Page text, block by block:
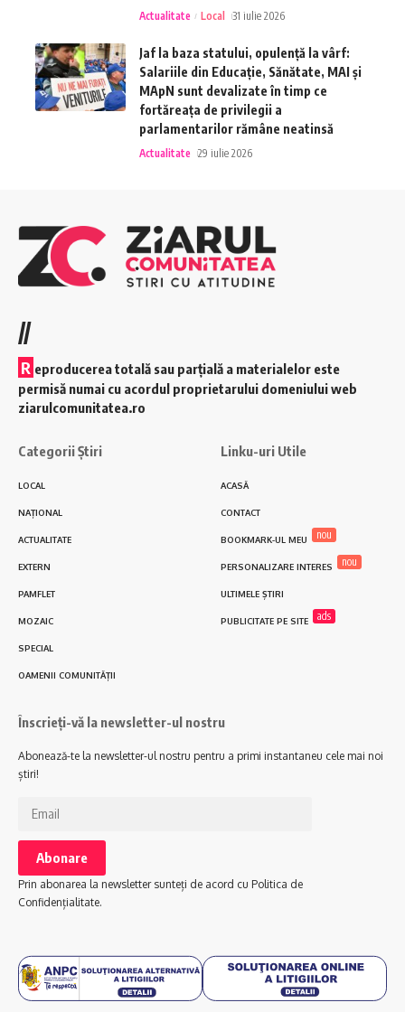
Actualitate Local 31 iulie 2026
Jaf la baza statului, opulență la vârf:
Salariile din Educație, Sănătate, MAI și
MApN sunt devalizate în timp ce
fortăreața de privilegii a
parlamentarilor rămâne neatinsă
Actualitate 29 iulie 2026
//
R eproducerea totală sau parțială a materialelor este
permisă numai cu acordul proprietarului domeniului web
ziarulcomunitatea.ro
Categorii Știri
LOCAL
NAȚIONAL
ACTUALITATE
EXTERN
PAMFLET
MOZAIC
SPECIAL
OAMENII COMUNITĂȚII
Linku-uri Utile
ACASĂ
CONTACT
BOOKMARK-UL MEU nou
PERSONALIZARE INTERES nou
ULTIMELE ȘTIRI
PUBLICITATE PE SITE ads
Înscrieți-vă la newsletter-ul nostru
Abonează-te la newsletter-ul nostru pentru a primi instantaneu cele mai noi
știri!
Prin abonarea la newsletter sunteți de acord cu Politica de
Confidențialitate.